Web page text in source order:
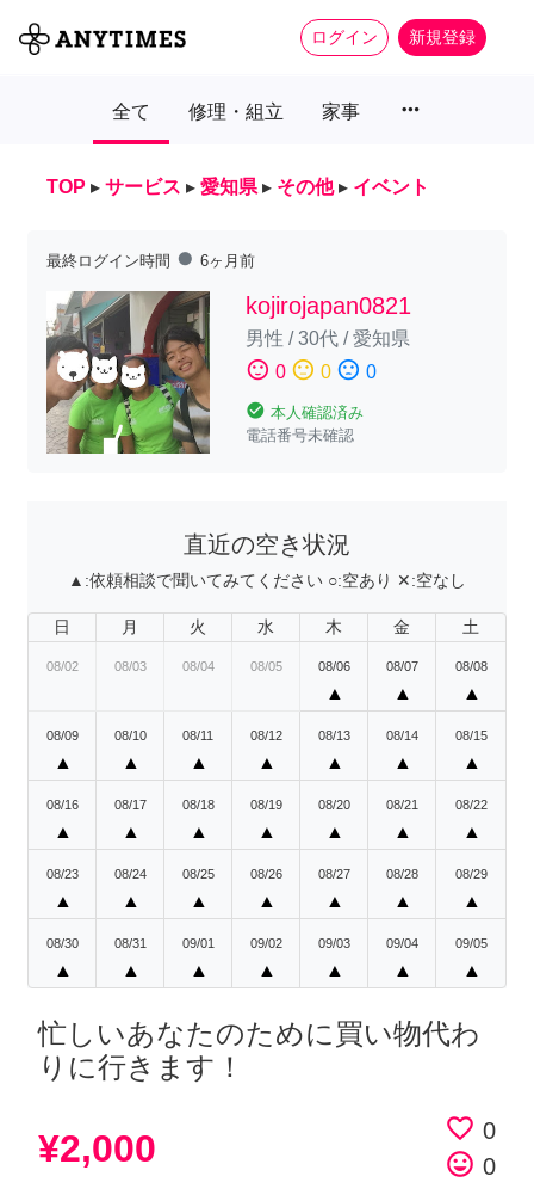
ログイン 新規登録
全て 修理・組立 家事 more_horiz
TOP ▸ サービス ▸ 愛知県 ▸ その他 ▸ イベント
最終ログイン時間 fiber_manual_record 6ヶ月前
kojirojapan0821
男性 /30代/愛知県
sentiment_satisfied 0 sentiment_neutral 0 sentiment_dissatisfied 0
check_circle 本人確認済み
電話番号未確認
直近の空き状況
▲:依頼相談で聞いてみてください ○:空あり ✕:空なし
日 月 火 水 木 金 土
08/02 08/03 08/04 08/05 08/06
▲
08/07
▲
08/08
▲
08/09
▲
08/10
▲
08/11
▲
08/12
▲
08/13
▲
08/14
▲
08/15
▲
08/16
▲
08/17
▲
08/18
▲
08/19
▲
08/20
▲
08/21
▲
08/22
▲
08/23
▲
08/24
▲
08/25
▲
08/26
▲
08/27
▲
08/28
▲
08/29
▲
08/30
▲
08/31
▲
09/01
▲
09/02
▲
09/03
▲
09/04
▲
09/05
▲
忙しいあなたのために買い物代わ
りに行きます！
¥2,000 favorite_border 0
tag_faces 0